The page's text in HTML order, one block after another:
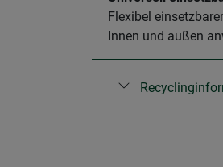
Flexibel
Innen und außen